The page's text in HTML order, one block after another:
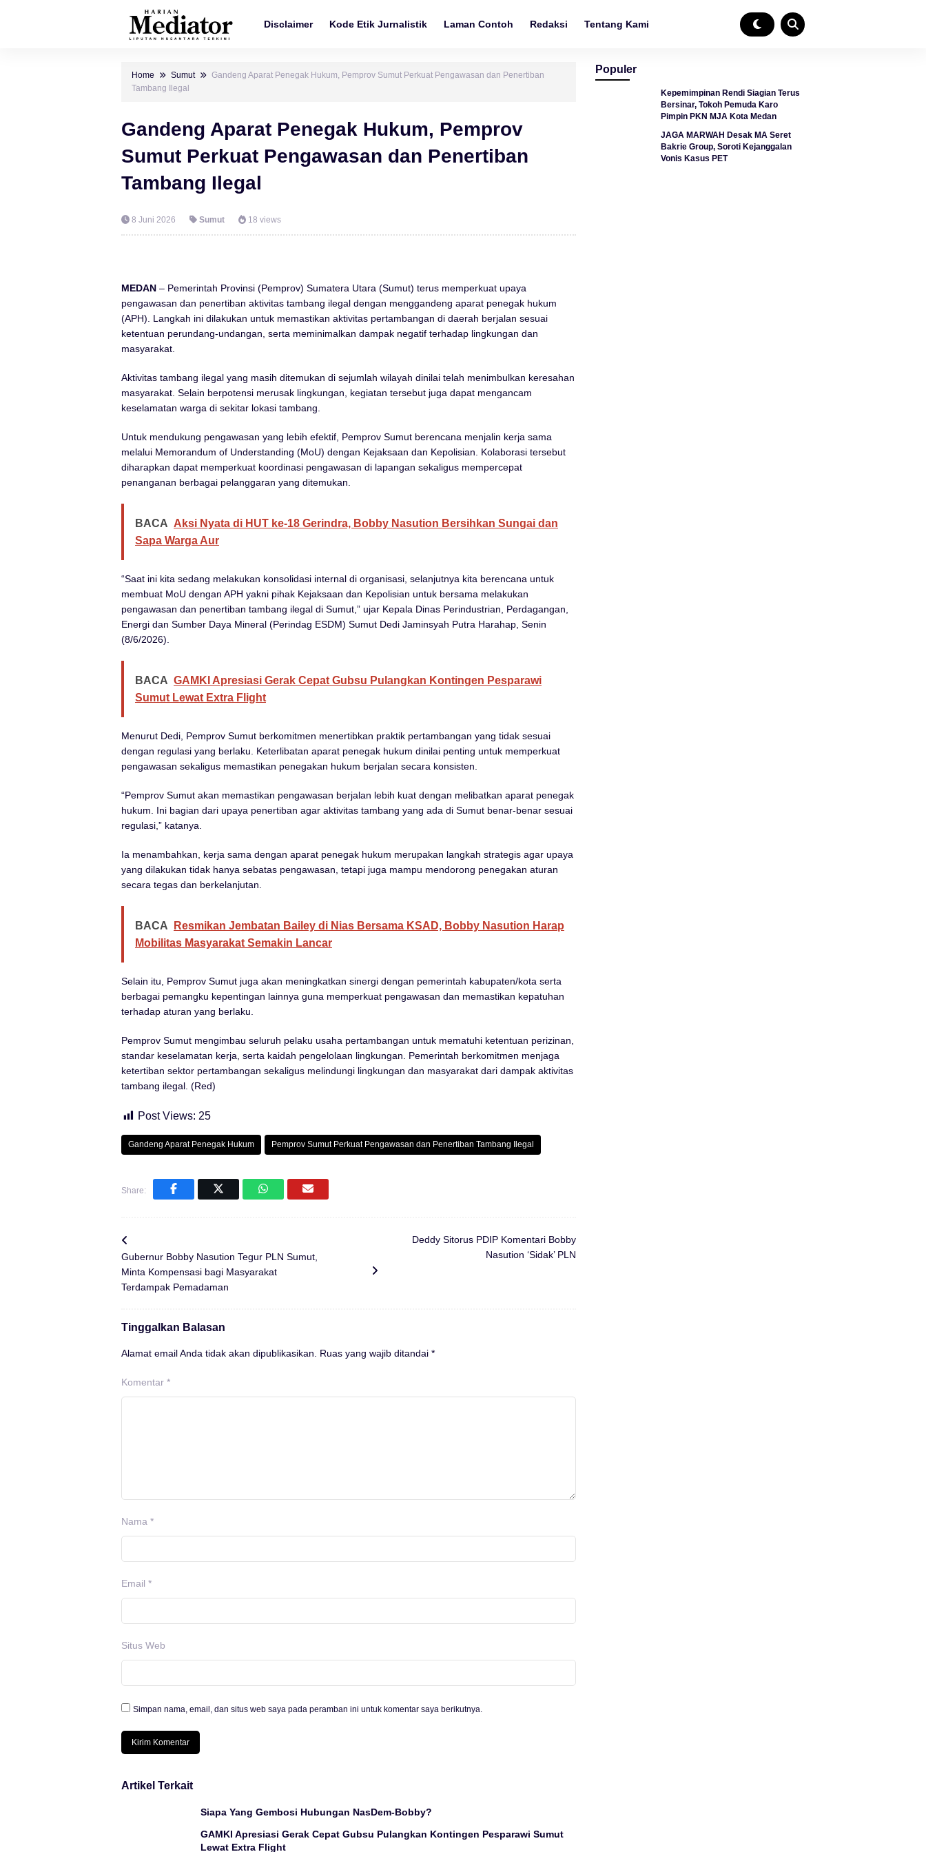
Disclaimer Kode Etik Jurnalistik Laman Contoh Redaksi Tentang Kami
Home Sumut
Gandeng Aparat Penegak Hukum, Pemprov Sumut Perkuat Pengawasan dan Penertiban
Tambang Ilegal
Gandeng Aparat Penegak Hukum, Pemprov
Sumut Perkuat Pengawasan dan Penertiban
Tambang Ilegal
8 Juni 2026 Sumut 18 views
MEDAN – Pemerintah Provinsi (Pemprov) Sumatera Utara (Sumut) terus memperkuat upaya
pengawasan dan penertiban aktivitas tambang ilegal dengan menggandeng aparat penegak hukum
(APH). Langkah ini dilakukan untuk memastikan aktivitas pertambangan di daerah berjalan sesuai
ketentuan perundang-undangan, serta meminimalkan dampak negatif terhadap lingkungan dan
masyarakat.
Aktivitas tambang ilegal yang masih ditemukan di sejumlah wilayah dinilai telah menimbulkan keresahan
masyarakat. Selain berpotensi merusak lingkungan, kegiatan tersebut juga dapat mengancam
keselamatan warga di sekitar lokasi tambang.
Untuk mendukung pengawasan yang lebih efektif, Pemprov Sumut berencana menjalin kerja sama
melalui Memorandum of Understanding (MoU) dengan Kejaksaan dan Kepolisian. Kolaborasi tersebut
diharapkan dapat memperkuat koordinasi pengawasan di lapangan sekaligus mempercepat
penanganan berbagai pelanggaran yang ditemukan.
BACA Aksi Nyata di HUT ke-18 Gerindra, Bobby Nasution Bersihkan Sungai dan
Sapa Warga Aur
“Saat ini kita sedang melakukan konsolidasi internal di organisasi, selanjutnya kita berencana untuk
membuat MoU dengan APH yakni pihak Kejaksaan dan Kepolisian untuk bersama melakukan
pengawasan dan penertiban tambang ilegal di Sumut,” ujar Kepala Dinas Perindustrian, Perdagangan,
Energi dan Sumber Daya Mineral (Perindag ESDM) Sumut Dedi Jaminsyah Putra Harahap, Senin
(8/6/2026).
BACA GAMKI Apresiasi Gerak Cepat Gubsu Pulangkan Kontingen Pesparawi
Sumut Lewat Extra Flight
Menurut Dedi, Pemprov Sumut berkomitmen menertibkan praktik pertambangan yang tidak sesuai
dengan regulasi yang berlaku. Keterlibatan aparat penegak hukum dinilai penting untuk memperkuat
pengawasan sekaligus memastikan penegakan hukum berjalan secara konsisten.
“Pemprov Sumut akan memastikan pengawasan berjalan lebih kuat dengan melibatkan aparat penegak
hukum. Ini bagian dari upaya penertiban agar aktivitas tambang yang ada di Sumut benar-benar sesuai
regulasi,” katanya.
Ia menambahkan, kerja sama dengan aparat penegak hukum merupakan langkah strategis agar upaya
yang dilakukan tidak hanya sebatas pengawasan, tetapi juga mampu mendorong penegakan aturan
secara tegas dan berkelanjutan.
BACA
Resmikan Jembatan Bailey di Nias Bersama KSAD, Bobby Nasution Harap
Mobilitas Masyarakat Semakin Lancar
Selain itu, Pemprov Sumut juga akan meningkatkan sinergi dengan pemerintah kabupaten/kota serta
berbagai pemangku kepentingan lainnya guna memperkuat pengawasan dan memastikan kepatuhan
terhadap aturan yang berlaku.
Pemprov Sumut mengimbau seluruh pelaku usaha pertambangan untuk mematuhi ketentuan perizinan,
standar keselamatan kerja, serta kaidah pengelolaan lingkungan. Pemerintah berkomitmen menjaga
ketertiban sektor pertambangan sekaligus melindungi lingkungan dan masyarakat dari dampak aktivitas
tambang ilegal. (Red)
Post Views: 25
Gandeng Aparat Penegak Hukum Pemprov Sumut Perkuat Pengawasan dan Penertiban Tambang Ilegal
Share:
Gubernur Bobby Nasution Tegur PLN Sumut,
Minta Kompensasi bagi Masyarakat
Terdampak Pemadaman
Deddy Sitorus PDIP Komentari Bobby
Nasution ‘Sidak’ PLN
Tinggalkan Balasan
Alamat email Anda tidak akan dipublikasikan. Ruas yang wajib ditandai *
Komentar *
Nama *
Email *
Situs Web
Simpan nama, email, dan situs web saya pada peramban ini untuk komentar saya berikutnya.
Artikel Terkait
Siapa Yang Gembosi Hubungan NasDem-Bobby?
GAMKI Apresiasi Gerak Cepat Gubsu Pulangkan Kontingen Pesparawi Sumut
Lewat Extra Flight
Populer
Kepemimpinan Rendi Siagian Terus
Bersinar, Tokoh Pemuda Karo
Pimpin PKN MJA Kota Medan
JAGA MARWAH Desak MA Seret
Bakrie Group, Soroti Kejanggalan
Vonis Kasus PET